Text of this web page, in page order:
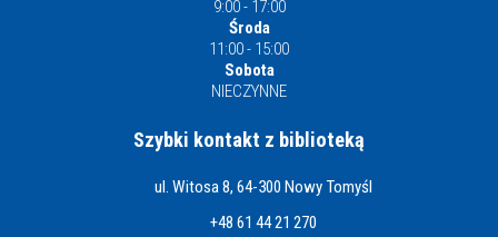
9:00 - 17:00
Środa
11:00 - 15:00
Sobota
NIECZYNNE
Szybki kontakt z biblioteką
ul. Witosa 8, 64-300 Nowy Tomyśl
+48 61 44 21 270